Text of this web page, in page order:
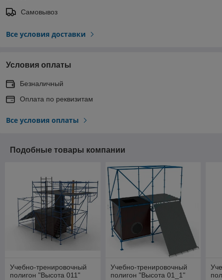
Самовывоз
Все условия доставки
Условия оплаты
Безналичный
Оплата по реквизитам
Все условия оплаты
Подобные товары компании
Учебно-тренировочный
полигон "Высота 011"
Учебно-тренировочный
полигон "Высота 01_1"